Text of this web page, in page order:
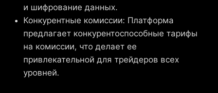
и шифрование данных.
Конкурентные комиссии: Платформа
предлагает конкурентоспособные тарифы
на комиссии, что делает ее
привлекательной для трейдеров всех
уровней.